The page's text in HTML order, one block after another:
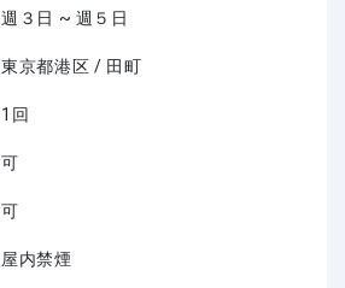
週３日 ~ 週５日
東京都港区 / 田町
1回
可
可
屋内禁煙